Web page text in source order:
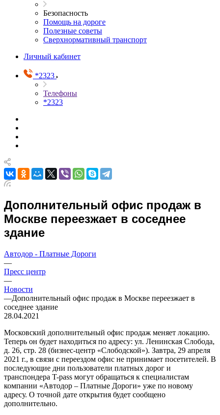
Безопасность
Помощь на дороге
Полезные советы
Сверхнормативный транспорт
Личный кабинет
*2323
Телефоны
*2323
Дополнительный офис продаж в
Москве переезжает в соседнее
здание
Автодор - Платные Дороги
—
Пресс центр
—
Новости
—Дополнительный офис продаж в Москве переезжает в
соседнее здание
28.04.2021
Московский дополнительный офис продаж меняет локацию.
Теперь он будет находиться по адресу: ул. Ленинская Слобода,
д. 26, стр. 28 (бизнес-центр «Слободской»). Завтра, 29 апреля
2021 г., в связи с переездом офис не принимает посетителей. В
последующие дни пользователи платных дорог и
транспондера T-pass могут обращаться к специалистам
компании «Автодор – Платные Дороги» уже по новому
адресу. О точной дате открытия будет сообщено
дополнительно.